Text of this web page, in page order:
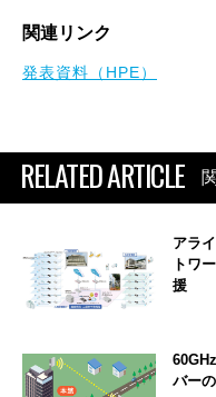
関連リンク
発表資料（HPE）
RELATED ARTICLE
アラ
トワ
援
バー